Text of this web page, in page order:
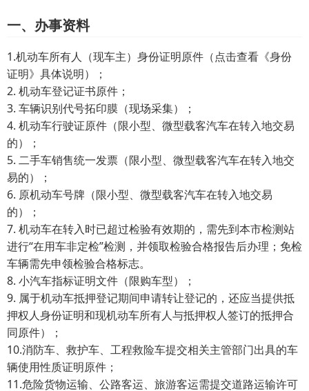
一、办事资料
1.机动车所有人（现车主）身份证明原件（点击查看《身份
证明》具体说明）；
2. 机动车登记证书原件；
3. 车辆识别代号拓印膜（现场采集）；
4. 机动车行驶证原件（限小型、微型载客汽车在转入地交易
的）；
5. 二手车销售统一发票（限小型、微型载客汽车在转入地交
易的）；
6. 原机动车号牌（限小型、微型载客汽车在转入地交易
的）；
7. 机动车在转入时已超过检验有效期的，需先到本市检测站
进行“在用车非定检”检测，并领取检验合格报告后办理；免检
车辆需先申领检验合格标志。
8. 小汽车指标证明文件（限购车型）；
9. 属于机动车抵押登记期间申请转让登记的，还应当提供抵
押权人身份证明和现机动车所有人与抵押权人签订的抵押合
同原件）；
10.消防车、救护车、工程救险车提交相关主管部门出具的车
辆使用性质证明原件；
11.危险货物运输、公路客运、旅游客运需提交道路运输许可